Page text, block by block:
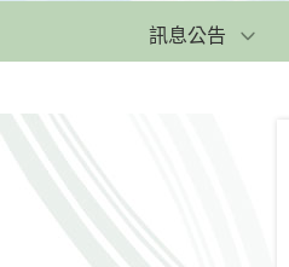
訊息公告